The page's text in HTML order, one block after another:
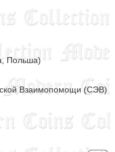
Польша)
Взаимопомощи (СЭВ)